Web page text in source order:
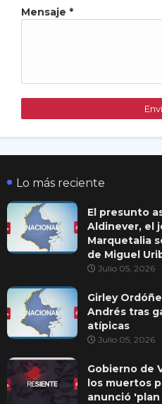
Mensaje *
Lo más reciente
El presunto
Aldinever, el
Marquetalia
de Miguel
Julio 05, 2026
Girley
Andrés tras
atípicas
Julio 05, 2026
Gobierno de
los muertos
anunció